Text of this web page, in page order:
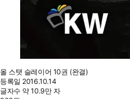
올 스탯 슬레이어 10권 (완결)
등록일 2016.10.14
글자수 약 10.9만 자